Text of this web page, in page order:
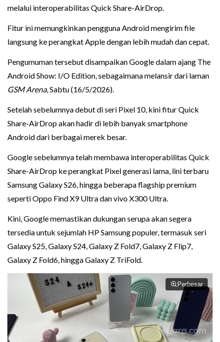
melalui interoperabilitas Quick Share-AirDrop.
Fitur ini memungkinkan pengguna Android mengirim file
langsung ke perangkat Apple dengan lebih mudah dan cepat.
Pengumuman tersebut disampaikan Google dalam ajang The
Android Show: I/O Edition, sebagaimana melansir dari laman
GSM Arena, Sabtu (16/5/2026).
Setelah sebelumnya debut di seri Pixel 10, kini fitur Quick
Share-AirDrop akan hadir di lebih banyak smartphone
Android dari berbagai merek besar.
Google sebelumnya telah membawa interoperabilitas Quick
Share-AirDrop ke perangkat Pixel generasi lama, lini terbaru
Samsung Galaxy S26, hingga beberapa flagship premium
seperti Oppo Find X9 Ultra dan vivo X300 Ultra.
Kini, Google memastikan dukungan serupa akan segera
tersedia untuk sejumlah HP Samsung populer, termasuk seri
Galaxy S25, Galaxy S24, Galaxy Z Fold7, Galaxy Z Flip7,
Galaxy Z Fold6, hingga Galaxy Z TriFold.
Perbesar